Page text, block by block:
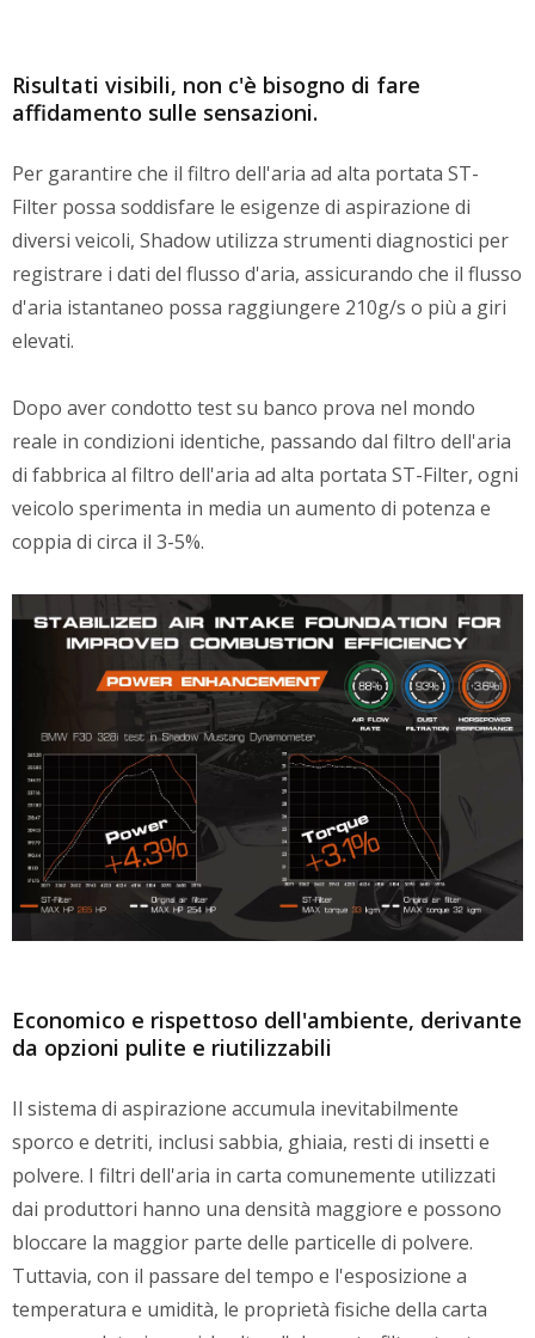
Risultati visibili, non c'è bisogno di fare
affidamento sulle sensazioni.
Per garantire che il filtro dell'aria ad alta portata ST-
Filter possa soddisfare le esigenze di aspirazione di
diversi veicoli, Shadow utilizza strumenti diagnostici per
registrare i dati del flusso d'aria, assicurando che il flusso
d'aria istantaneo possa raggiungere 210g/s o più a giri
elevati.
Dopo aver condotto test su banco prova nel mondo
reale in condizioni identiche, passando dal filtro dell'aria
di fabbrica al filtro dell'aria ad alta portata ST-Filter, ogni
veicolo sperimenta in media un aumento di potenza e
coppia di circa il 3-5%.
Economico e rispettoso dell'ambiente, derivante
da opzioni pulite e riutilizzabili
Il sistema di aspirazione accumula inevitabilmente
sporco e detriti, inclusi sabbia, ghiaia, resti di insetti e
polvere. I filtri dell'aria in carta comunemente utilizzati
dai produttori hanno una densità maggiore e possono
bloccare la maggior parte delle particelle di polvere.
Tuttavia, con il passare del tempo e l'esposizione a
temperatura e umidità, le proprietà fisiche della carta